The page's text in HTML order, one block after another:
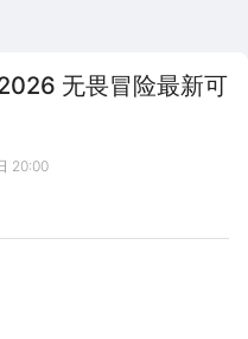
无畏冒险最新可
20:00